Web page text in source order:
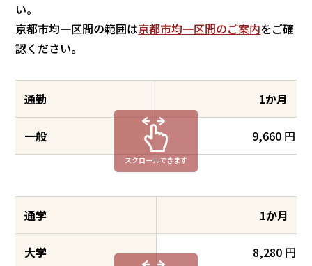
い。
京都市均一区間の範囲は京都市均一区間のご案内をご確
認ください。
通勤 1か月
一般 9,660 円
スクロールできます
通学 1か月
大学 8,280 円